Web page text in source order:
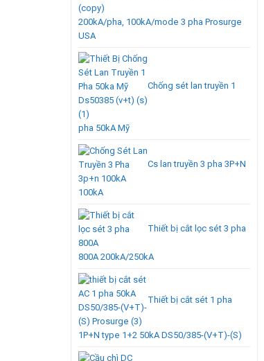
200kA/pha, 100kA/mode 3 pha Prosurge
USA
Chống sét lan truyền 1
pha 50kA Mỹ
Cs lan truyền 3 pha 3P+N
100kA
Thiết bị cắt lọc sét 3 pha
800A 200kA/250kA
Thiết bị cắt sét 1 pha
1P+N type 1+2 50kA DS50/385-(V+T)-(S)